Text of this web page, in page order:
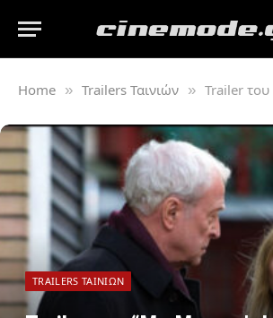
Home » Trailers Ταινιών » Trailer του
TRAILERS ΤΑΙΝΙΏΝ